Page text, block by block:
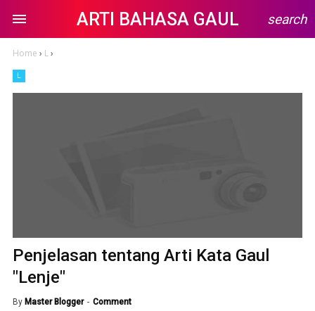
ARTI BAHASA GAUL search
Home › L›
Penjelasan tentang Arti Kata Gaul
"Lenje"
By Master Blogger Comment